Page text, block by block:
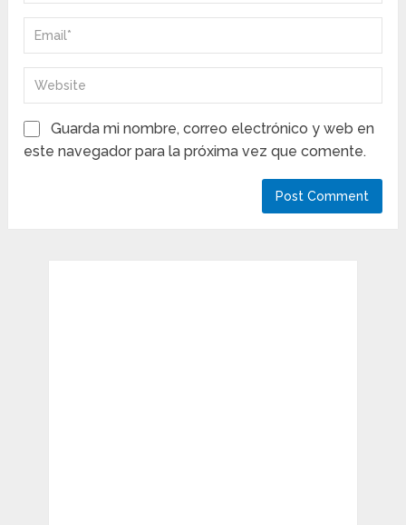
Guarda mi nombre, correo electrónico y web en
este navegador para la próxima vez que comente.